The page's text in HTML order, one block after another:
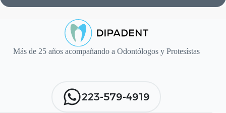
Más de 25 años acompañando a Odontólogos y Protesístas
223-579-4919